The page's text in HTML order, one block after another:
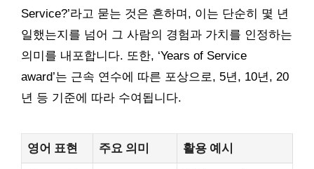
Service?’라고 묻는 것은 흔하며, 이는 단순히 몇 년
일했는지를 넘어 그 사람의 경험과 가치를 인정하는
의미를 내포합니다. 또한, ‘Years of Service
award’는 근속 연수에 따른 포상으로, 5년, 10년, 20
년 등 기준에 따라 수여됩니다.
영어 표현 주요 의미 활용 예시